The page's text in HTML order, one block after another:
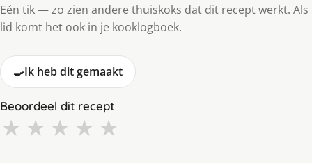
Eén tik — zo zien andere thuiskoks dat dit recept werkt. Als
lid komt het ook in je kooklogboek.
🍳Ik heb dit gemaakt
Beoordeel dit recept
★ ★ ★ ★ ★